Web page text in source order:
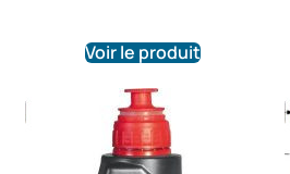
Voir le produit